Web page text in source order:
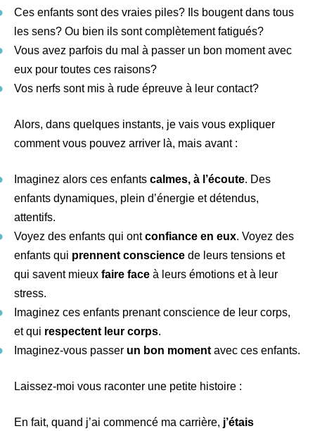
Ces enfants sont des vraies piles? Ils bougent dans tous
les sens? Ou bien ils sont complètement fatigués?
Vous avez parfois du mal à passer un bon moment avec
eux pour toutes ces raisons?
Vos nerfs sont mis à rude épreuve à leur contact?
Alors, dans quelques instants, je vais vous expliquer
comment vous pouvez arriver là, mais avant :
Imaginez alors ces enfants calmes, à l’écoute. Des
enfants dynamiques, plein d’énergie et détendus,
attentifs.
Voyez des enfants qui ontconfiance en eux. Voyez des
enfants qui prennent conscience de leurs tensions et
qui savent mieux faire face à leurs émotions et à leur
stress.
Imaginez ces enfants prenant conscience de leur corps,
et qui respectent leur corps.
Imaginez-vous passer un bon moment avec ces enfants.
Laissez-moi vous raconter une petite histoire :
En fait, quand j’ai commencé ma carrière, j’étais